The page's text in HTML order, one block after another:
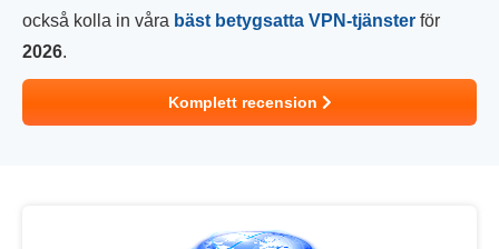
också kolla in våra bäst betygsatta VPN-tjänster för
2026.
Komplett recension